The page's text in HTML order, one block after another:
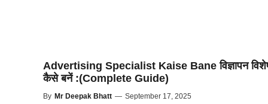
Advertising Specialist Kaise Bane विज्ञापन
कैसे बनें :(Complete Guide)
By Mr Deepak Bhatt — September 17, 2025